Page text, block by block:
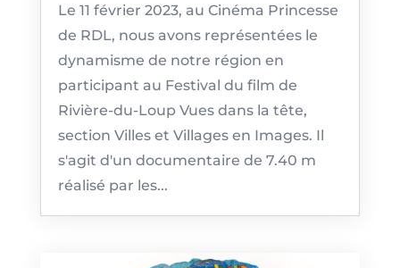
Le 11 février 2023, au Cinéma Princesse
de RDL, nous avons représentées le
dynamisme de notre région en
participant au Festival du film de
Rivière-du-Loup Vues dans la tête,
section Villes et Villages en Images. Il
s'agit d'un documentaire de 7.40 m
réalisé par les...